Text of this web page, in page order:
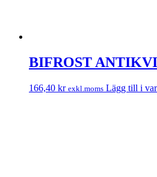
BIFROST
166,40 kr exkl.moms Lägg till i